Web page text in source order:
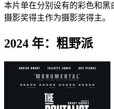
本片单在分别设有的彩色和
摄影奖得主作为摄影奖得主。
2024 年：粗野派